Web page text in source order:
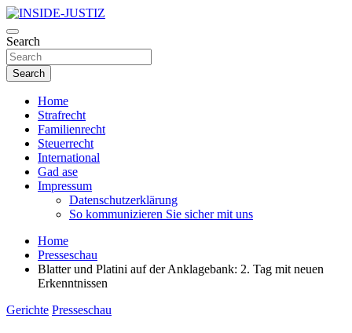
Skip
to
content
INSIDE-JUSTIZ
Investigativer Journalismus zur Dritten Gewalt
Search
Search
Home
Strafrecht
Familienrecht
Steuerrecht
International
Gad ase
Impressum
Datenschutzerklärung
So kommunizieren Sie sicher mit uns
Home
Presseschau
Blatter und Platini auf der Anklagebank: 2. Tag mit neuen
Erkenntnissen
Gerichte Presseschau